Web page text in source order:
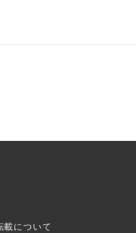
載について